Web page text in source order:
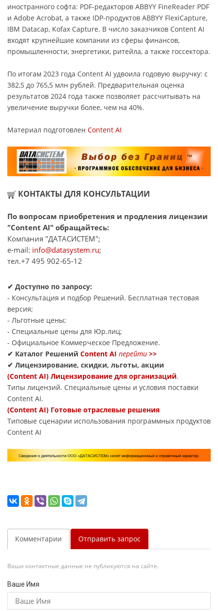
иностранного софта: PDF-редакторов ABBYY FineReader PDF
и Adobe Acrobat, а также IDP-продуктов ABBYY FlexiCapture,
IBM Datacap, Kofax Capture. В число заказчиков Content AI
входят крупнейшие компании из сферы финансов,
промышленности, энергетики, ритейла, а также госсектора.
По итогам 2023 года Content AI удвоила годовую выручку: с
382,5 до 765,5 млн рублей. Предварительная оценка
результатов 2024 года также позволяет рассчитывать на
увеличение выручки более, чем на 40%.
Материал подготовлен Content AI
КОНТАКТЫ ДЛЯ КОНСУЛЬТАЦИИ
По вопросам приобретения и продления лицензии
"Content AI" обращайтесь:
Компания "ДАТАСИСТЕМ";
e-mail: info@datasystem.ru;
тел.+7 495 902-65-12
✔ Доступно по запросу:
- Консультация и подбор Решений. Бесплатная тестовая
версия;
- Льготные цены;
- Специальные цены для Юр.лиц;
- Официальное Коммерческое Предложение.
✔ Каталог Решений Content AI перейти >>
✔ Лицензирование, скидки, льготы, акции
(Content AI) Лицензирование для организаций.
Типы лицензий. Специальные цены и условия поставки
Content AI.
(Content AI) Готовые отраслевые решения
Типовые сценарии использования программных продуктов
Content AI
Комментарии Отправить запрос
Ваши контактные данные не публикуются на сайте.
Ваше Имя